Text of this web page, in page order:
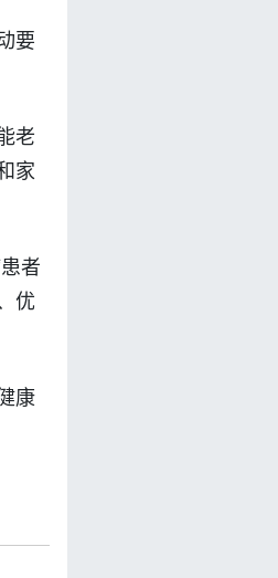
要
老
家
者
优
康